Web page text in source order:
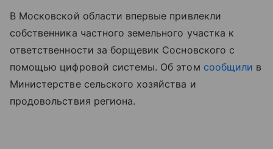
В Московской области впервые привлекли
собственника частного земельного участка к
ответственности за борщевик Сосновского с
помощью цифровой системы. Об этом сообщили в
Министерстве сельского хозяйства и
продовольствия региона.